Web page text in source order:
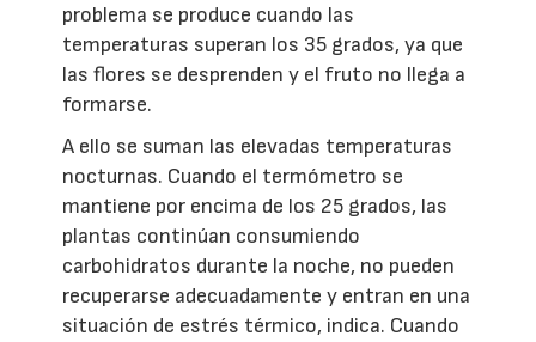
problema se produce cuando las
temperaturas superan los 35 grados, ya que
las flores se desprenden y el fruto no llega a
formarse.
A ello se suman las elevadas temperaturas
nocturnas. Cuando el termómetro se
mantiene por encima de los 25 grados, las
plantas continúan consumiendo
carbohidratos durante la noche, no pueden
recuperarse adecuadamente y entran en una
situación de estrés térmico, indica. Cuando